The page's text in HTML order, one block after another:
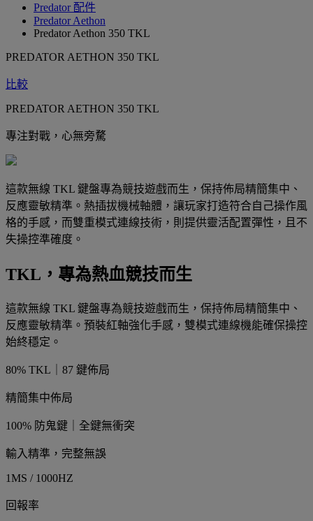
Predator 配件
Predator Aethon
Predator Aethon 350 TKL
PREDATOR AETHON 350 TKL
比較
PREDATOR AETHON 350 TKL
專注對戰，心無旁騖
這款無線 TKL 鍵盤專為競技遊戲而生，保持佈局精簡集中、
反應靈敏精準。熱插拔機械軸體，讓玩家打造符合自己操作風
格的手感，而雙重模式連線技術，則提供靈活配置彈性，且不
失操控準確度。
TKL，專為熱血競技而生
這款無線 TKL 鍵盤專為競技遊戲而生，保持佈局精簡集中、
反應靈敏精準。預裝紅軸強化手感，雙模式連線機能確保操控
始終穩定。
80% TKL｜87 鍵佈局
精簡集中佈局
100% 防鬼鍵｜全鍵無衝突
輸入精準，完整無誤
1MS / 1000HZ
回報率